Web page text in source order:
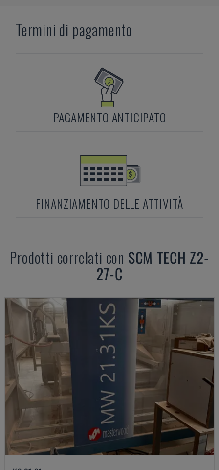
Termini di pagamento
PAGAMENTO ANTICIPATO
FINANZIAMENTO DELLE ATTIVITÀ
Prodotti correlati con SCM TECH Z2-
27-C